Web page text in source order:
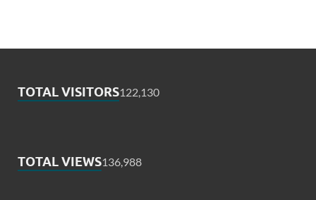
TOTAL VISITORS122,130
TOTAL VIEWS136,988